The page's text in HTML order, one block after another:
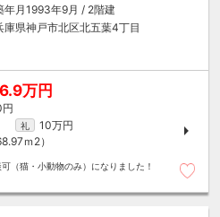
年月1993年9月 / 2階建
庫県神戸市北区北五葉4丁目
6.9万円
礼
10万円
ｍ 2）
（猫・小動物のみ）になりました！